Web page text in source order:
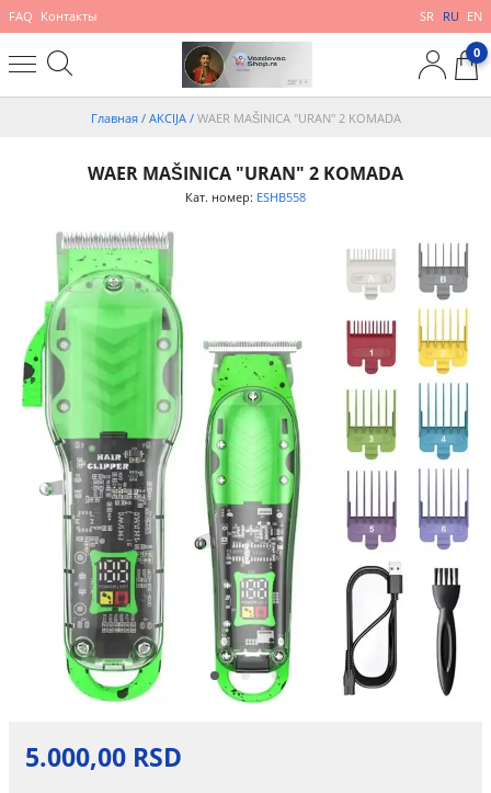
FAQ Контакты SR RU EN
0
Главная / AKCIJA / WAER MAŠINICA "URAN" 2 KOMADA
WAER MAŠINICA "URAN" 2 KOMADA
Кат. номер: ESHB558
5.000,00 RSD